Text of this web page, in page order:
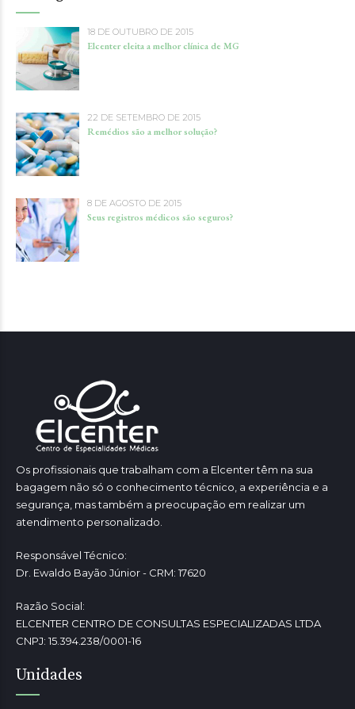
18 DE OUTUBRO DE 2015
Elcenter eleita a melhor clínica de MG
22 DE SETEMBRO DE 2015
Remédios são a melhor solução?
8 DE AGOSTO DE 2015
Seus registros médicos são seguros?
Os profissionais que trabalham com a Elcenter têm na sua
bagagem não só o conhecimento técnico, a experiência e a
segurança, mas também a preocupação em realizar um
atendimento personalizado.
Responsável Técnico:
Dr. Ewaldo Bayão Júnior - CRM: 17620
Razão Social:
ELCENTER CENTRO DE CONSULTAS ESPECIALIZADAS LTDA
CNPJ: 15.394.238/0001-16
Unidades